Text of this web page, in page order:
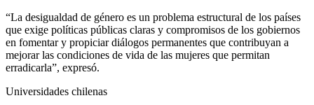
“La desigualdad de género es un problema estructural de los países
que exige políticas públicas claras y compromisos de los gobiernos
en fomentar y propiciar diálogos permanentes que contribuyan a
mejorar las condiciones de vida de las mujeres que permitan
erradicarla”, expresó.
Universidades chilenas